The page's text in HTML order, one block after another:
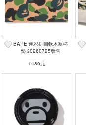
BAPE 迷彩拼圖軟木塞杯
墊 20260725發售
1480元